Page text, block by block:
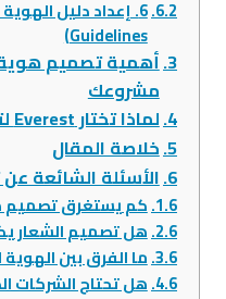
Guidelines)
أهمية تصميم هوية
مشروعك
لماذا تختار Everest لتصميم هويتك البصرية؟
خلاصة المقال
الأسئلة الشائعة
كم يستغرق تصميم
هل تصميم الشعار
ما الفرق بين الهوية
هل تحتاج الشركات